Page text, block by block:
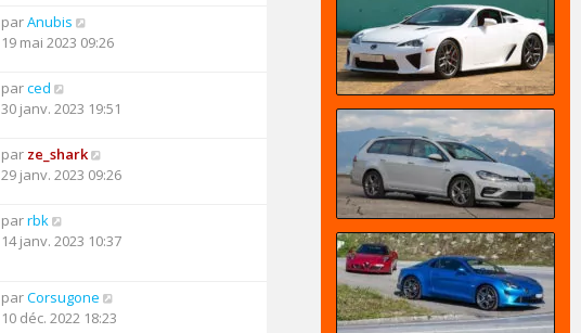
parAnubis
19 mai 2023 09:26
parced
30 janv. 2023 19:51
par ze_shark
29 janv. 2023 09:26
parrbk
14 janv. 2023 10:37
parCorsugone
10 déc. 2022 18:23